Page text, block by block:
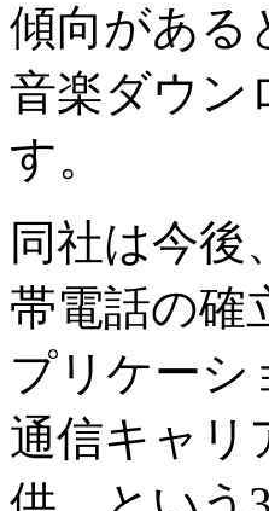
傾向がある
音楽ダウン
す。
同社は今後
帯電話の確
プリケーシ
通信キャリ